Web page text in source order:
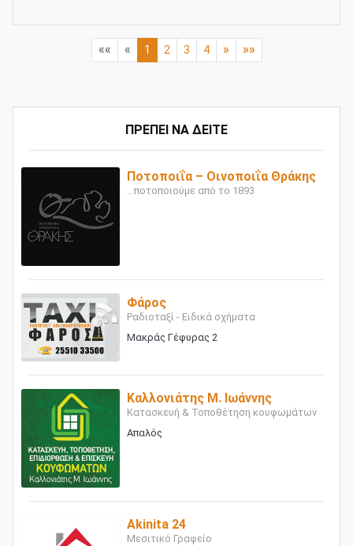
ΠΡΕΠΕΙ ΝΑ ΔΕΙΤΕ
Ποτοποιΐα – Οινοποιΐα Θράκης
...ποτοποιούμε από το 1893
Φάρος
Ραδιοταξί - Ειδικά οχήματα
Μακράς Γέφυρας 2
Καλλονιάτης Μ. Ιωάννης
Κατασκευή & Τοποθέτηση κουφωμάτων
Απαλός
Akinita 24
Μεσιτικό Γραφείο
«« « 1 2 3 4 » »»